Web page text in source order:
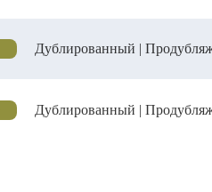
Дублированный |
Дублированный |